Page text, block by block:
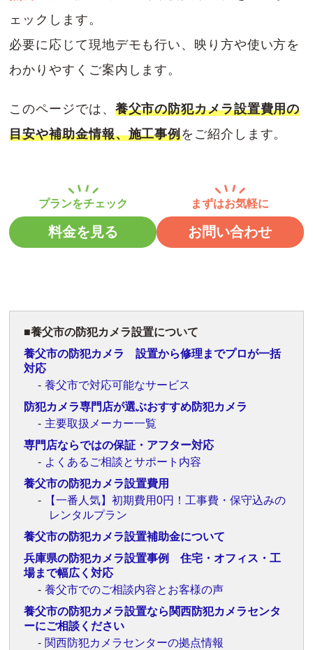
ェックします。
必要に応じて現地デモも行い、映り方や使い方を
わかりやすくご案内します。
このページでは、 養父市の防犯カメラ設置費用の
目安や補助金情報、施工事例をご紹介します。
料金を見る お問い合わせ
養父市の防犯カメラ設置について
養父市の防犯カメラ 設置から修理までプロが一括
対応
養父市で対応可能なサービス
防犯カメラ専門店が選ぶおすすめ防犯カメラ
主要取扱メーカー一覧
専門店ならではの保証・アフター対応
よくあるご相談とサポート内容
養父市の防犯カメラ設置費用
【一番人気】初期費用0円！工事費・保守込みの
レンタルプラン
養父市の防犯カメラ設置補助金について
兵庫県の防犯カメラ設置事例 住宅・オフィス・工
場まで幅広く対応
養父市でのご相談内容とお客様の声
養父市の防犯カメラ設置なら関西防犯カメラセンタ
ーにご相談ください
関西防犯カメラセンターの拠点情報